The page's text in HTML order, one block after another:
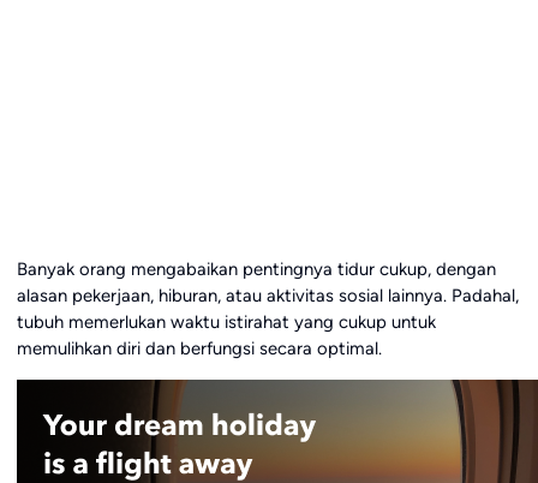
Banyak orang mengabaikan pentingnya tidur cukup, dengan
alasan pekerjaan, hiburan, atau aktivitas sosial lainnya. Padahal,
tubuh memerlukan waktu istirahat yang cukup untuk
memulihkan diri dan berfungsi secara optimal.